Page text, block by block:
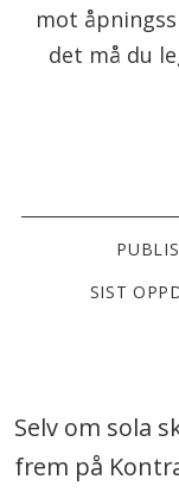
mot
det må du
SIST
Selv om sola
frem på